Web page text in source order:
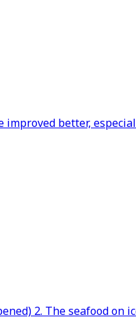
better,
2. The seafood on